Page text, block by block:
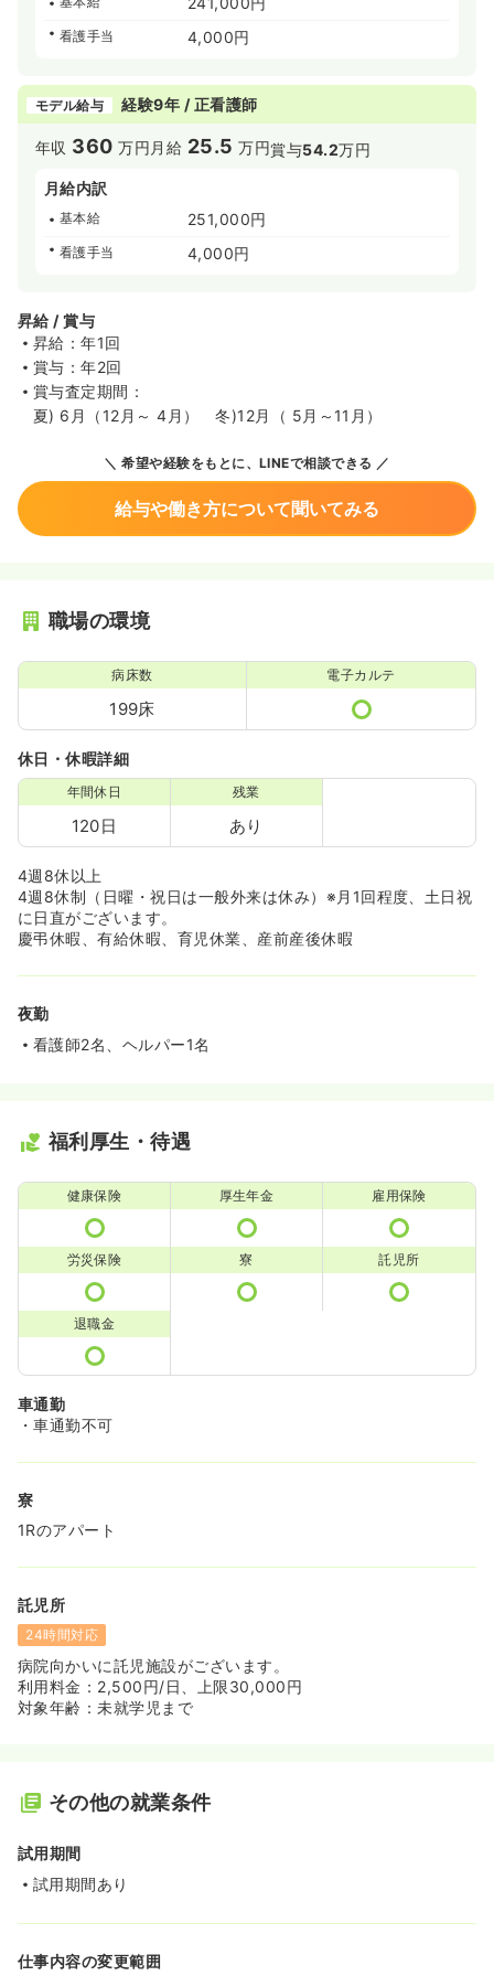
看護手当 4,000円
モデル給与 経験9年 / 正看護師
年収 360 万円 月給 25.5 万円賞与54.2万円
月給内訳
基本給 251,000円
看護手当 4,000円
昇給 / 賞与
昇給：年1回
賞与：年2回
賞与査定期間：
夏) 6月（12月～ 4月） 冬)12月（ 5月～11月）
希望や経験をもとに、LINEで相談できる
給与や働き方について聞いてみる
職場の環境
病床数
199床
電子カルテ
休日・休暇詳細
年間休日
120日
残業
あり
4週8休以上
4週8休制（日曜・祝日は一般外来は休み）※月1回程度、土日祝
に日直がございます。
慶弔休暇、有給休暇、育児休業、産前産後休暇
夜勤
看護師2名、ヘルパー1名
福利厚生・待遇
健康保険 厚生年金 雇用保険
労災保険 寮 託児所
退職金
車通勤
・車通勤不可
寮
1Rのアパート
託児所
24時間対応
病院向かいに託児施設がございます。
利用料金：2,500円/日、上限30,000円
対象年齢：未就学児まで
その他の就業条件
試用期間
試用期間あり
仕事内容の変更範囲